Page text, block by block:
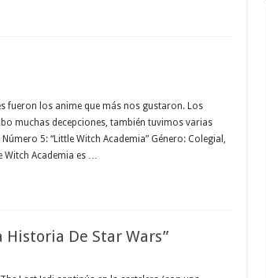
fueron los anime que más nos gustaron. Los
muchas decepciones, también tuvimos varias
5: “Little Witch Academia” Género: Colegial,
Witch Academia es …
De Star Wars”